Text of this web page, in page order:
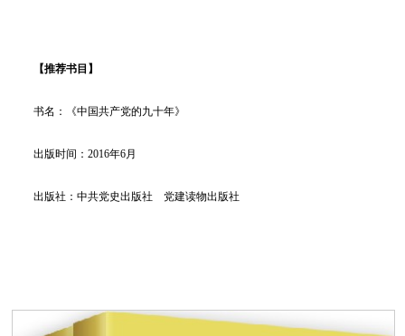
【推荐书目】
书名：《中国共产党的九十年》
出版时间：2016年6月
出版社：中共党史出版社 党建读物出版社